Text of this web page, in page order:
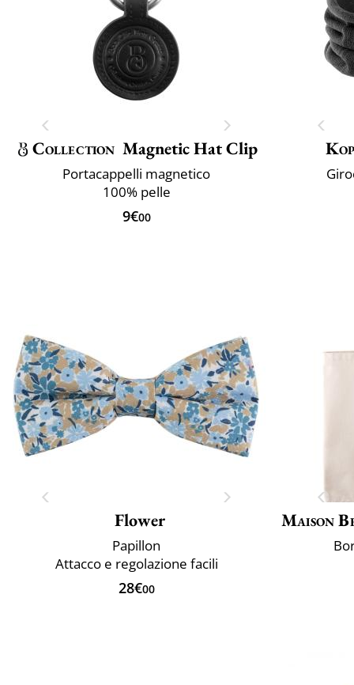
Collection Magnetic Hat Clip
Portacappelli magnetico
100% pelle
9€00
Flower
Papillon
Attacco e regolazione facili
28€00
Maison